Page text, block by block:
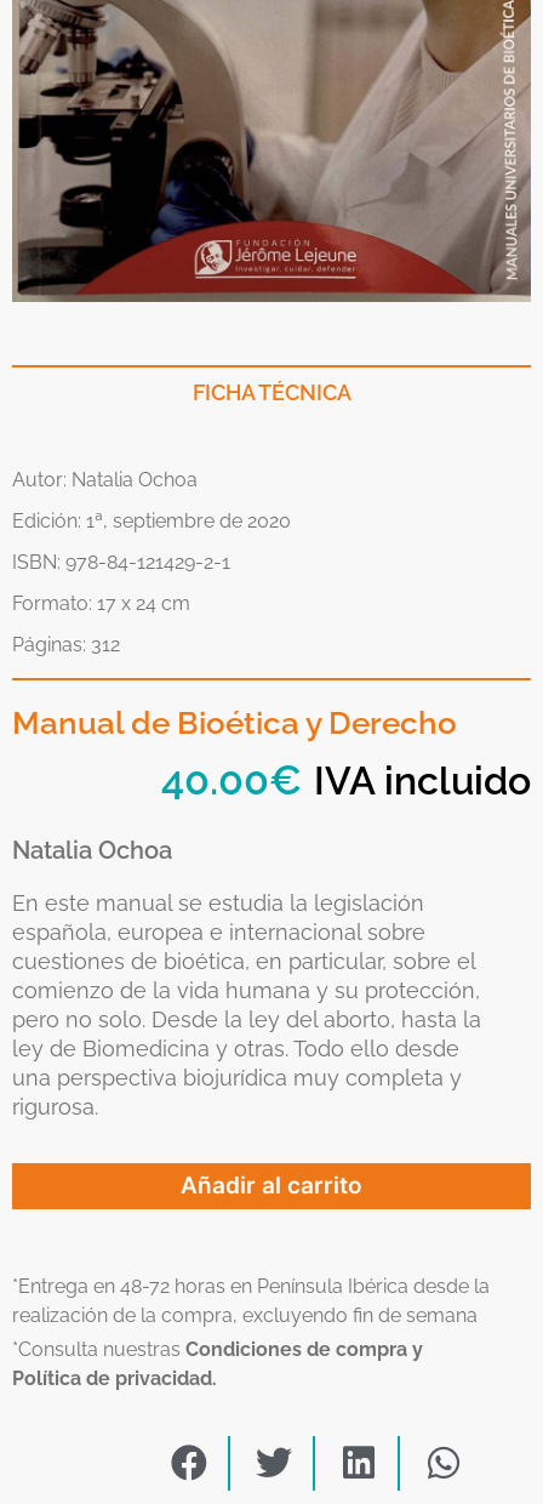
FICHA TÉCNICA
Autor: Natalia Ochoa
Edición: 1ª, septiembre de 2020
ISBN: 978-84-121429-2-1
Formato: 17 x 24 cm
Páginas: 312
Manual de Bioética y Derecho
40.00€ IVA incluido
Natalia Ochoa
En este manual se estudia la legislación
española, europea e internacional sobre
cuestiones de bioética, en particular, sobre el
comienzo de la vida humana y su protección,
pero no solo. Desde la ley del aborto, hasta la
ley de Biomedicina y otras. Todo ello desde
una perspectiva biojurídica muy completa y
rigurosa.
Añadir al carrito
*Entrega en 48-72 horas en Península Ibérica desde la
realización de la compra, excluyendo fin de semana
*Consulta nuestras Condiciones de compra y
Política de privacidad.